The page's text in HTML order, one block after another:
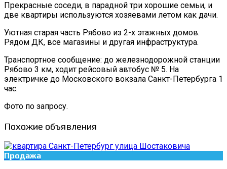
Прекрасные соседи, в парадной три хорошие семьи, и
две квартиры используются хозяевами летом как дачи.
Уютная старая часть Рябово из 2-х этажных домов.
Рядом ДК, все магазины и другая инфраструктура.
Транспортное сообщение: до железнодорожной станции
Рябово 3 км, ходит рейсовый автобус № 5. На
электричке до Московского вокзала Санкт-Петербурга 1
час.
Фото по запросу.
Похожие объявления
Продажа